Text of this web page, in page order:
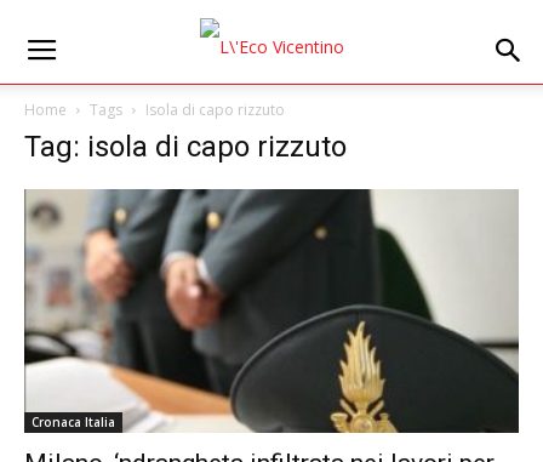
Home Tags Isola di capo rizzuto
Tag: isola di capo rizzuto
Cronaca Italia